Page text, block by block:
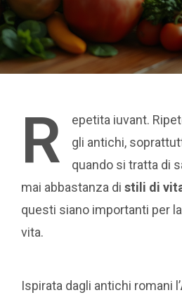
R
epetita iuvant.
gli antichi,
quando si tratta di
mai abbastanza di stili di
questi siano importanti per
vita.
Ispirata dagli antichi romani l’